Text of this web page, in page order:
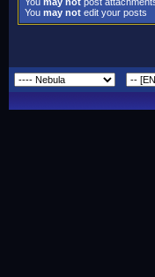
You may not edit your posts